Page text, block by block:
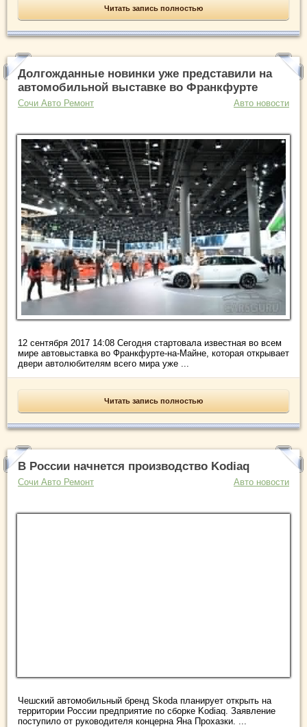
Читать запись полностью
Долгожданные новинки уже представили на
автомобильной выставке во Франкфурте
Сочи Авто Ремонт Авто новости
12 сентября 2017 14:08 Сегодня стартовала известная во всем
мире автовыставка во Франкфурте-на-Майне, которая открывает
двери автолюбителям всего мира уже ...
Читать запись полностью
В России начнется производство Kodiaq
Сочи Авто Ремонт Авто новости
Чешский автомобильный бренд Skoda планирует открыть на
территории России предприятие по сборке Kodiaq. Заявление
поступило от руководителя концерна Яна Прохазки. ...